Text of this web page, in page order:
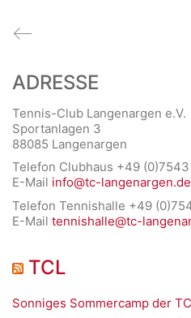
ADRESSE
Tennis-Club Langenargen e.V.
Sportanlagen 3
88085 Langenargen
Telefon Clubhaus +49
E-Mail info@tc-langenargen.de
Telefon Tennishalle +49
E-Mail tennishalle@tc-
TCL
Sonniges Sommercamp der